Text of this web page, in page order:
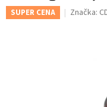
SUPER CENA Značka: